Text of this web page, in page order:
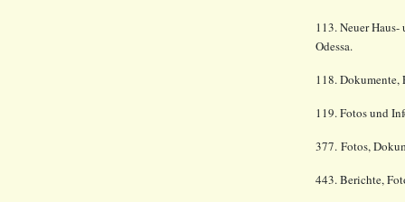
113. Neuer
Odessa.
118.
119. Fotos und
377. Fotos,
443. Berichte,